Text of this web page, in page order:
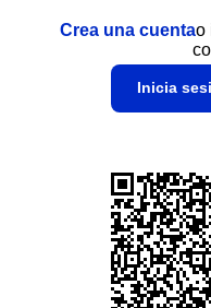
Crea una cuentao
Inicia